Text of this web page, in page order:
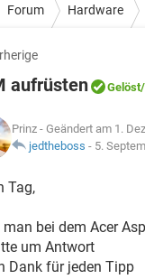
Forum Hardware
aufrüsten Gelöst
Prinz - Geändert am 1.
jedtheboss - 5.
Tag,
man bei dem Acer
um Antwort
Dank für jeden Tipp